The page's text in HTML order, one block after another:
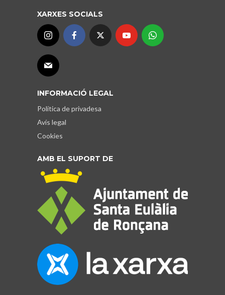
XARXES SOCIALS
INFORMACIÓ LEGAL
Política de privadesa
Avís legal
Cookies
AMB EL SUPORT DE